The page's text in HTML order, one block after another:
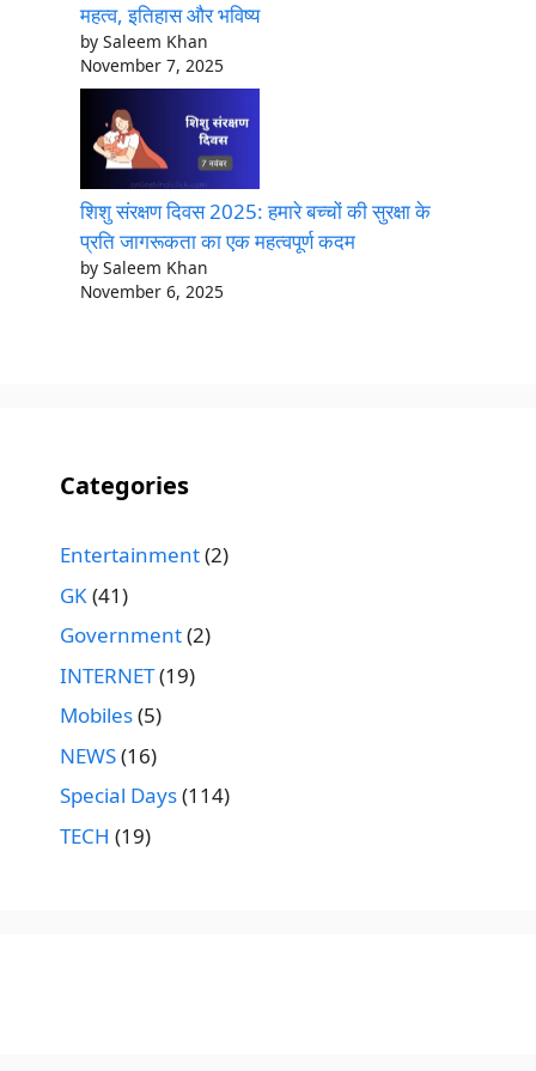
महत्व, इतिहास और भविष्य
by Saleem Khan
November 7, 2025
शिशु संरक्षण दिवस 2025: हमारे बच्चों की सुरक्षा के
प्रति जागरूकता का एक महत्वपूर्ण कदम
by Saleem Khan
November 6, 2025
Categories
Entertainment(2)
GK (41)
Government(2)
INTERNET(19)
Mobiles(5)
NEWS(16)
Special Days(114)
TECH (19)